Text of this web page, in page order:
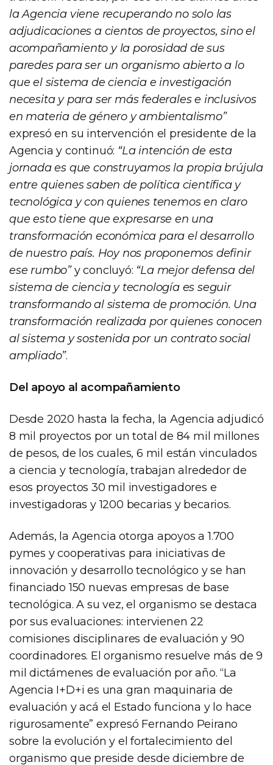
la Agencia viene recuperando no solo las
adjudicaciones a cientos de proyectos, sino el
acompañamiento y la porosidad de sus
paredes para ser un organismo abierto a lo
que el sistema de ciencia e investigación
necesita y para ser más federales e inclusivos
en materia de género y ambientalismo”
expresó en su intervención el presidente de la
Agencia y continuó: “La intención de esta
jornada es que construyamos la propia brújula
entre quienes saben de política científica y
tecnológica y con quienes tenemos en claro
que esto tiene que expresarse en una
transformación económica para el desarrollo
de nuestro país. Hoy nos proponemos definir
ese rumbo”y concluyó: “La mejor defensa del
sistema de ciencia y tecnología es seguir
transformando al sistema de promoción. Una
transformación realizada por quienes conocen
al sistema y sostenida por un contrato social
ampliado”.
Del apoyo al acompañamiento
Desde 2020 hasta la fecha, la Agencia adjudicó
8 mil proyectos por un total de 84 mil millones
de pesos, de los cuales, 6 mil están vinculados
a ciencia y tecnología, trabajan alrededor de
esos proyectos 30 mil investigadores e
investigadoras y 1200 becarias y becarios.
Además, la Agencia otorga apoyos a 1.700
pymes y cooperativas para iniciativas de
innovación y desarrollo tecnológico y se han
financiado 150 nuevas empresas de base
tecnológica. A su vez, el organismo se destaca
por sus evaluaciones: intervienen 22
comisiones disciplinares de evaluación y 90
coordinadores. El organismo resuelve más de 9
mil dictámenes de evaluación por año. “La
Agencia I+D+i es una gran maquinaria de
evaluación y acá el Estado funciona y lo hace
rigurosamente” expresó Fernando Peirano
sobre la evolución y el fortalecimiento del
organismo que preside desde diciembre de